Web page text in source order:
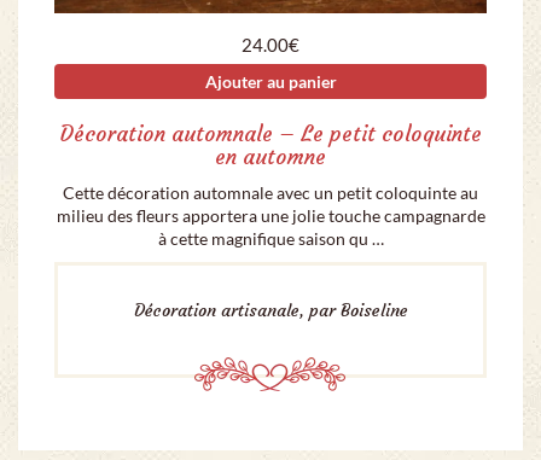
24.00€
Ajouter au panier
Décoration automnale – Le petit coloquinte
en automne
Cette décoration automnale avec un petit coloquinte au
milieu des fleurs apportera une jolie touche campagnarde
à cette magnifique saison qu …
Décoration artisanale, par Boiseline